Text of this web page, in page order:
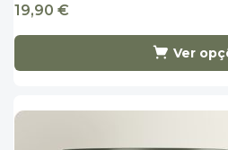
19,90 €
Ver